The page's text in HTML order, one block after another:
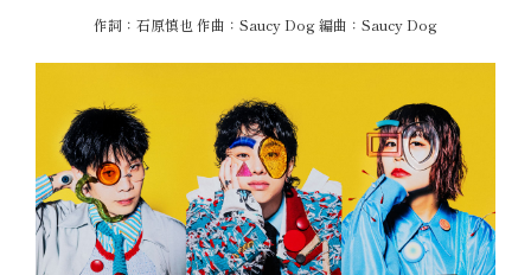
作詞：石原慎也 作曲：Saucy Dog 編曲：Saucy Dog